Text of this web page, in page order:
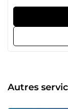
PrestaShop, je
optimisés pour
ligne, refonte,
des solutions
inutile. ✅
Autres